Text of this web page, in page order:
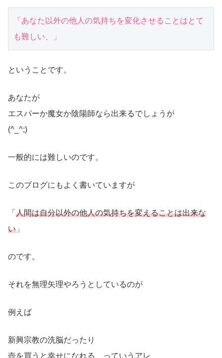
「あなた以外の他人の気持ちを変化させることはとて
も難しい、」
ということです。
あなたが
エスパーか魔女か陰陽師なら出来るでしょうが
(^_^;)
一般的には難しいのです。
このブログにもよく書いていますが
「 人間は自分以外の他人の気持ちを変えることは出来な
い 」
のです。
それを無理矢理やろうとしているのが
例えば
新興宗教の洗脳だったり
壺を買うと幸せになれる、っていうアレ